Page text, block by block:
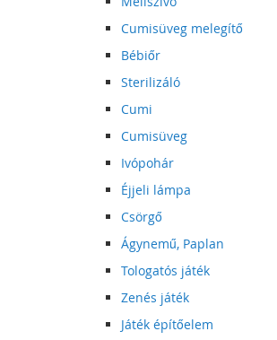
Cumisüveg melegítő
Bébiőr
Sterilizáló
Cumi
Cumisüveg
Ivópohár
Éjjeli lámpa
Csörgő
Ágynemű, Paplan
Tologatós játék
Zenés játék
Játék építőelem